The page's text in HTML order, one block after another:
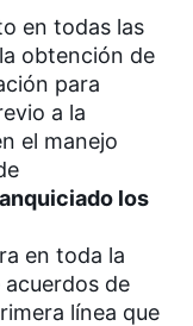
en todas las
obtención de
para
a la
el manejo
los
en toda la
acuerdos de
línea que